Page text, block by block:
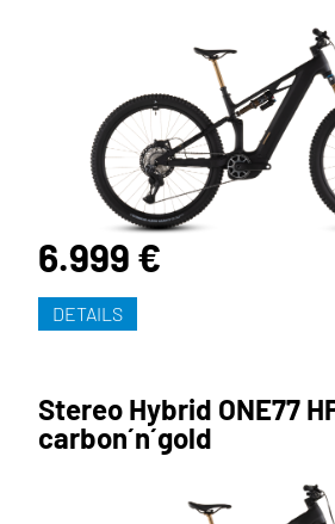
6.999 €
DETAILS
Stereo Hybrid ONE77
carbon´n´gold